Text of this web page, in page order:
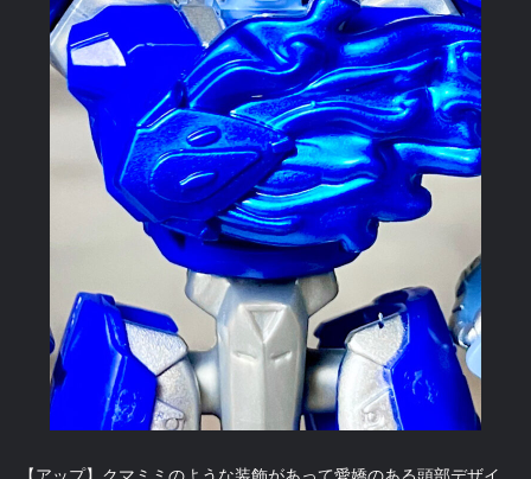
【アップ】クマミミのような装飾があって愛嬌のある頭部デザイ